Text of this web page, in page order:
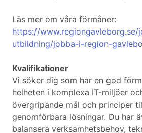
Läs mer om våra förmåner:
https://
utbildning/jobba-i-region-
Kvalifikationer
Vi söker dig som har en god
helheten i komplexa IT-miljöer
övergripande mål och principer
genomförbara lösningar. Du har
balansera verksamhetsbehov,